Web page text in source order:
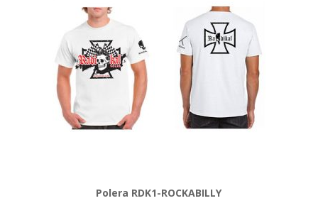
Polera RDK1-ROCKABILLY